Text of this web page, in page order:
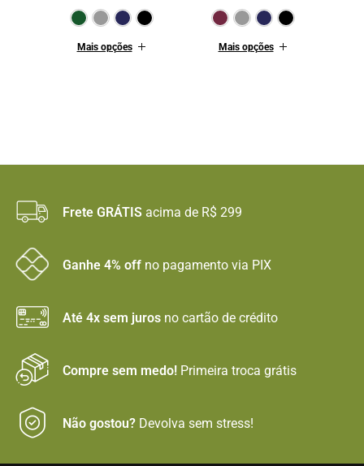
Verde EscuroMarinho
Preto
Mais opções
Bordô
Mais opções
Frete GRÁTIS acima de R$ 299
Ganhe 4% off no pagamento via PIX
Até 4x sem juros no cartão de crédito
Compre sem medo! Primeira troca grátis
Não gostou? Devolva sem stress!